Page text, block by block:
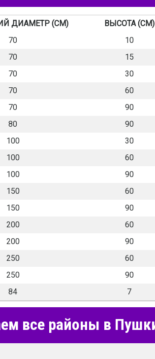
ДИАМЕТР (СМ)
ВЫСОТА (СМ)
70
10
70
15
70
30
70
60
70
90
80
90
100
30
100
60
100
90
150
60
150
90
200
60
200
90
250
60
250
90
84 7
все районы в